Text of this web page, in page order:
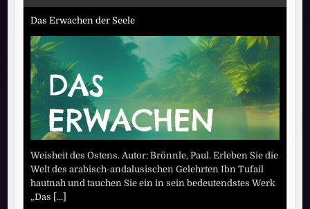
Das Erwachen der Seele
Weisheit des Ostens. Autor: Brönnle, Paul. Erleben Sie die
Welt des arabisch-andalusischen Gelehrten Ibn Tufail
hautnah und tauchen Sie ein in sein bedeutendstes Werk
„Das [...]